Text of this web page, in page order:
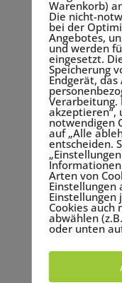
Übung stärkt
Tatkraft.
Gute und
Führe ein
festhältst, was
dieses gute
wie das
Handlungen
reflektiere auch
Fragen: Warum
überwinden oder
vielleicht daraus
Probier die
Warenkorb)
Die nicht-
bei der
Angebotes,
und werden
eingesetzt.
Speicherung
Endgerät, das
Verarbeitung.
akzeptieren“,
notwendigen
auf „Alle
entscheiden.
Arten von
Einstellungen
Einstellungen
Cookies auch
abwählen
oder unten